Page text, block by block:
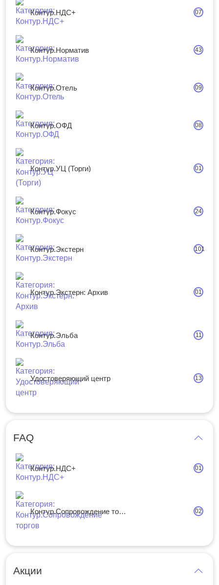
Контур.НДС+ 07
Контур.Норматив 43
Контур.Отель 09
Контур.ОФД 08
Контур.УЦ (Торги) 01
Контур.Фокус 24
Контур.Экстерн 101
Контур.Экстерн: Архив 01
Контур.Эльба 11
Удостоверяющий центр 13
FAQ
Контур.НДС+ 01
Контур.Сопровождение торгов 02
Акции